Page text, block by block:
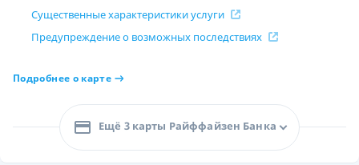
Существенные характеристики услуги
Предупреждение о возможных последствиях
Подробнее о карте
Ещё 3 карты Райффайзен Банка